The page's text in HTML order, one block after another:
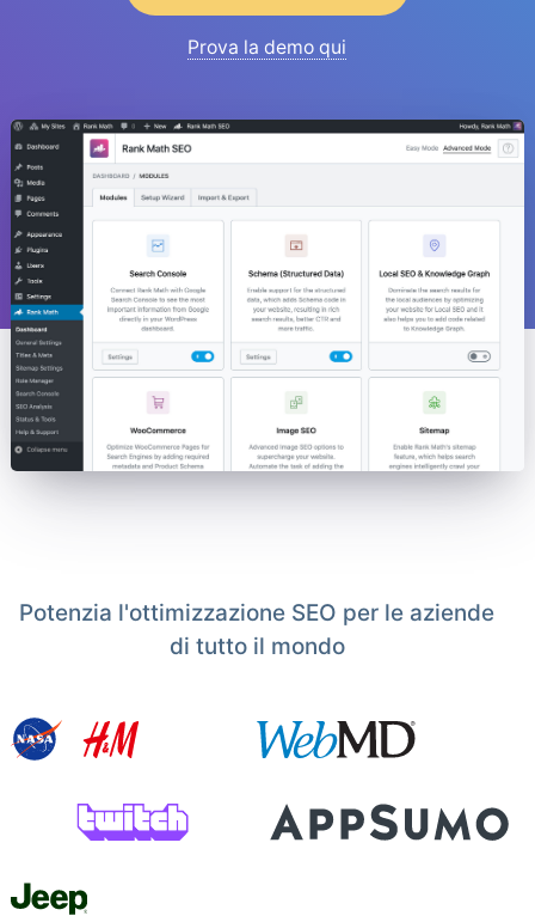
Prova la demo qui
Potenzia l'ottimizzazione SEO per le aziende
di tutto il mondo